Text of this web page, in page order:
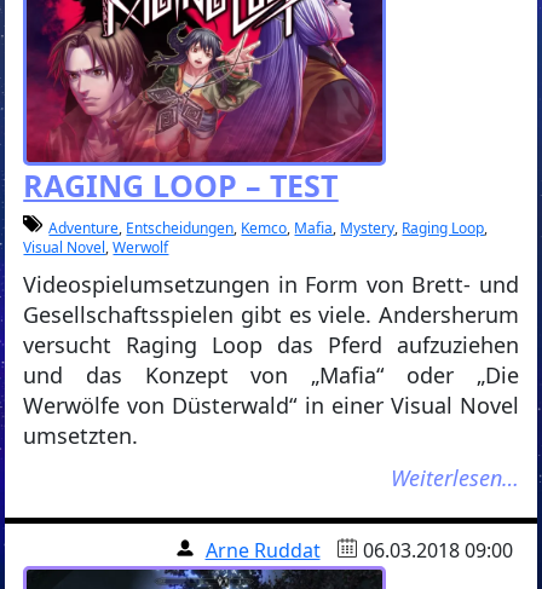
RAGING LOOP – TEST
Adventure, Entscheidungen, Kemco, Mafia, Mystery, Raging Loop,
Visual Novel,Werwolf
Videospielumsetzungen in Form von Brett- und
Gesellschaftsspielen gibt es viele. Andersherum
versucht Raging Loop das Pferd aufzuziehen
und das Konzept von „Mafia“ oder „Die
Werwölfe von Düsterwald“ in einer Visual Novel
umsetzten.
Weiterlesen…
Arne Ruddat 06.03.2018 09:00